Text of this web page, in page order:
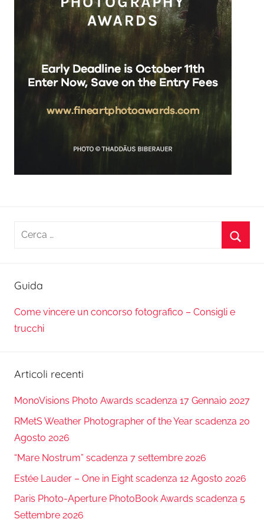
Ricerca
Guida
Come vincere un concorso fotografico – Consigli e
trucchi
Articoli recenti
MonoVisions Photo Awards scadenza 17 Gennaio 2027
RMetS Weather Photographer of the Year scadenza 20
Agosto 2026
“Mare Nostrum” scadenza 7 settembre 2026
Estée Lauder – One in Eight scadenza 12 Agosto 2026
Paris Photo-Aperture PhotoBook Awards scadenza 5
Settembre 2026